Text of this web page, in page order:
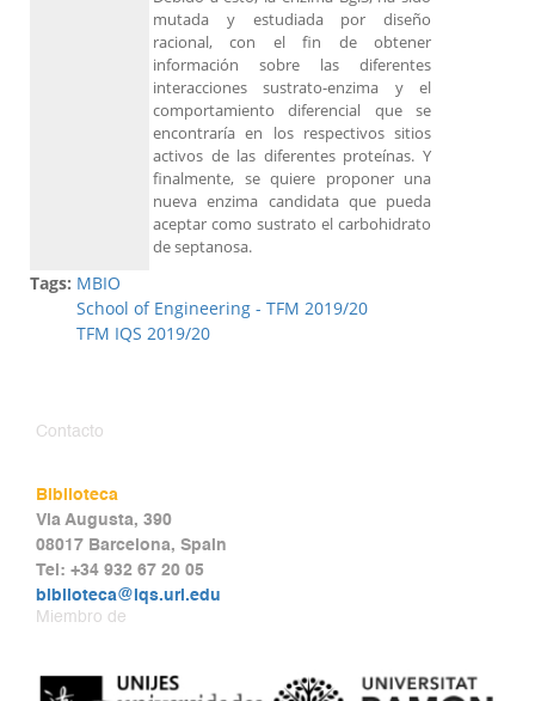
mutada y estudiada por diseño
racional, con el fin de obtener
información sobre las diferentes
interacciones sustrato-enzima y el
comportamiento diferencial que se
encontraría en los respectivos sitios
activos de las diferentes proteínas. Y
finalmente, se quiere proponer una
nueva enzima candidata que pueda
aceptar como sustrato el carbohidrato
de septanosa.
Tags: MBIO
School of Engineering - TFM 2019/20
TFM IQS 2019/20
Contacto
Biblioteca
Via Augusta, 390
08017 Barcelona, Spain
Tel: +34 932 67 20 05
biblioteca@iqs.url.edu
Miembro de